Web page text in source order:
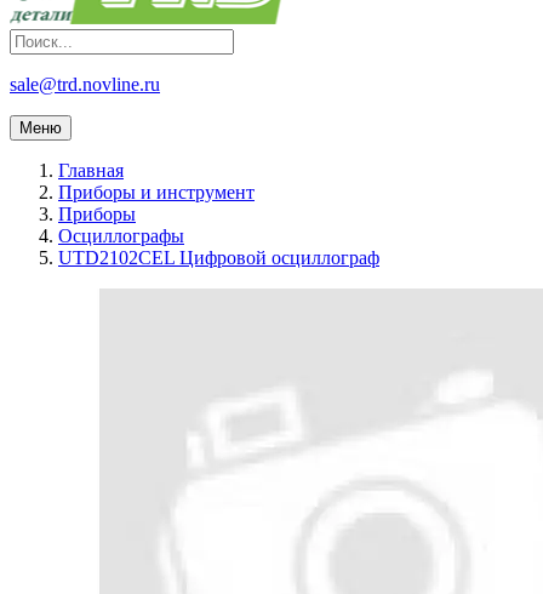
sale@trd.novline.ru
Меню
Главная
Приборы и инструмент
Приборы
Осциллографы
UTD2102CEL Цифровой осциллограф